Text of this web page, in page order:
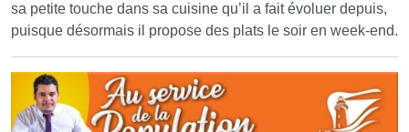
sa petite touche dans sa cuisine qu’il a fait évoluer depuis,
puisque désormais il propose des plats le soir en week-end.